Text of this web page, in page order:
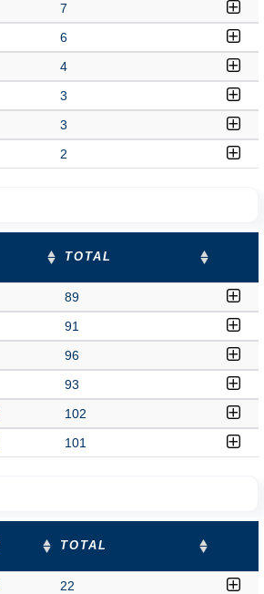
7
6
4
3
3
2
TOTAL
89
91
96
93
102
101
TOTAL
22